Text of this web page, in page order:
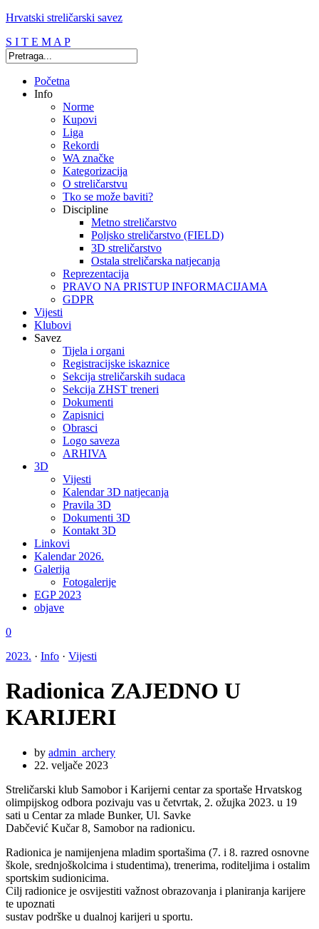
Hrvatski streličarski savez
S I T E M A P
Početna
Info
Norme
Kupovi
Liga
Rekordi
WA značke
Kategorizacija
O streličarstvu
Tko se može baviti?
Discipline
Metno streličarstvo
Poljsko streličarstvo (FIELD)
3D streličarstvo
Ostala streličarska natjecanja
Reprezentacija
PRAVO NA PRISTUP INFORMACIJAMA
GDPR
Vijesti
Klubovi
Savez
Tijela i organi
Registracijske iskaznice
Sekcija streličarskih sudaca
Sekcija ZHST treneri
Dokumenti
Zapisnici
Obrasci
Logo saveza
ARHIVA
3D
Vijesti
Kalendar 3D natjecanja
Pravila 3D
Dokumenti 3D
Kontakt 3D
Linkovi
Kalendar 2026.
Galerija
Fotogalerije
EGP 2023
objave
0
2023. · Info · Vijesti
Radionica ZAJEDNO U
KARIJERI
by admin_archery
22. veljače 2023
Streličarski klub Samobor i Karijerni centar za sportaše Hrvatskog
olimpijskog odbora pozivaju vas u četvrtak, 2. ožujka 2023. u 19
sati u Centar za mlade Bunker, Ul. Savke
Dabčević Kučar 8, Samobor na radionicu.
Radionica je namijenjena mladim sportašima (7. i 8. razred osnovne
škole, srednjoškolcima i studentima), trenerima, roditeljima i ostalim
sportskim sudionicima.
Cilj radionice je osvijestiti važnost obrazovanja i planiranja karijere
te upoznati
sustav podrške u dualnoj karijeri u sportu.